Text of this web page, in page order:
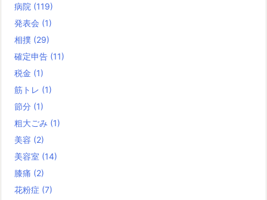
病院 (119)
発表会 (1)
相撲 (29)
確定申告 (11)
税金 (1)
筋トレ (1)
節分 (1)
粗大ごみ (1)
美容 (2)
美容室 (14)
膝痛 (2)
花粉症 (7)